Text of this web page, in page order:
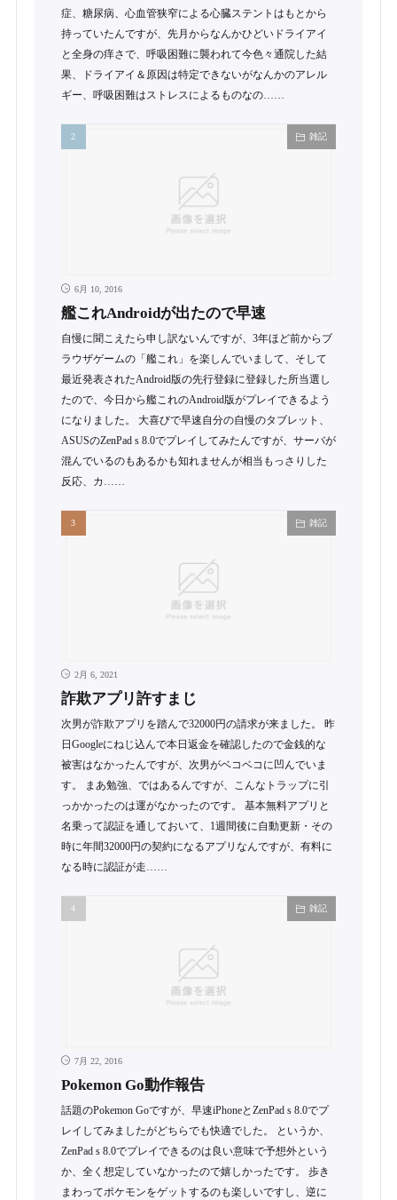
症、糖尿病、心血管狭窄による心臓ステントはもとから
持っていたんですが、先月からなんかひどいドライアイ
と全身の痒さで、呼吸困難に襲われて今色々通院した結
果、ドライアイ＆原因は特定できないがなんかのアレル
ギー、呼吸困難はストレスによるものなの……
雑記
6月 10, 2016
艦これAndroidが出たので早速
自慢に聞こえたら申し訳ないんですが、3年ほど前からブ
ラウザゲームの「艦これ」を楽しんでいまして、そして
最近発表されたAndroid版の先行登録に登録した所当選し
たので、今日から艦これのAndroid版がプレイできるよう
になりました。 大喜びで早速自分の自慢のタブレット、
ASUSのZenPad s 8.0でプレイしてみたんですが、サーバが
混んでいるのもあるかも知れませんが相当もっさりした
反応、カ……
雑記
2月 6, 2021
詐欺アプリ許すまじ
次男が詐欺アプリを踏んで32000円の請求が来ました。 昨
日Googleにねじ込んで本日返金を確認したので金銭的な
被害はなかったんですが、次男がベコベコに凹んでいま
す。 まあ勉強、ではあるんですが、こんなトラップに引
っかかったのは運がなかったのです。 基本無料アプリと
名乗って認証を通しておいて、1週間後に自動更新・その
時に年間32000円の契約になるアプリなんですが、有料に
なる時に認証が走……
雑記
7月 22, 2016
Pokemon Go動作報告
話題のPokemon Goですが、早速iPhoneとZenPad s 8.0でプ
レイしてみましたがどちらでも快適でした。 というか、
ZenPad s 8.0でプレイできるのは良い意味で予想外という
か、全く想定していなかったので嬉しかったです。 歩き
まわってポケモンをゲットするのも楽しいですし、逆に